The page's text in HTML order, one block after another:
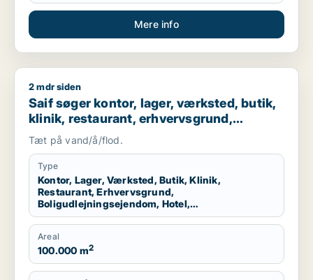
Mere info
Saif søger kontor, lager, værksted, butik, klinik, restaurant,
2 mdr siden
Saif søger kontor, lager, værksted, butik,
klinik, restaurant, erhvervsgrund,
boligudlejningsejendom, hotel,
produktionslokaler eller garage til salg i
Storkøbenhavn
Tæt på vand/å/flod.
Type
Kontor, Lager, Værksted, Butik, Klinik,
Restaurant, Erhvervsgrund,
Boligudlejningsejendom, Hotel,
Produktionslokaler, Garage
Areal
100.000 m2